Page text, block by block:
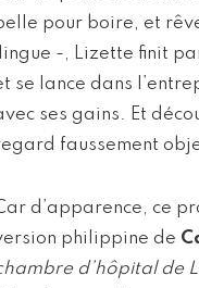
pour boire, et
-, Lizette finit
se lance dans
ses gains. Et
faussement
d’apparence, ce
philippine de
d’hôpital de